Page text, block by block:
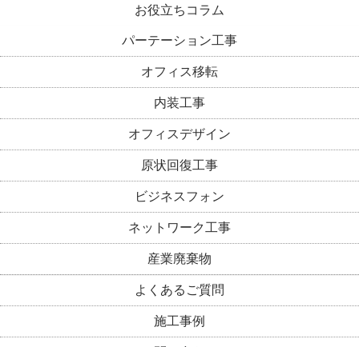
お役立ちコラム
パーテーション工事
オフィス移転
内装工事
オフィスデザイン
原状回復工事
ビジネスフォン
ネットワーク工事
産業廃棄物
よくあるご質問
施工事例